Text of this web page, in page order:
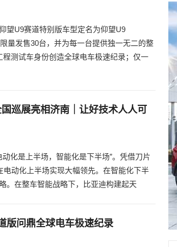
望U9赛道特别版车型定名为仰望U9
量发售30台，并为每一台提供独一无二的整
测试车身份创造全球电车极速纪录；仅一
巡展亮相济南｜让好技术人人可
化是上半场，智能化是下半场”。凭借刀片
动化上半场实现大幅领先。在智能化下半
。在整车智能战略下，比亚迪构建起天
版问鼎全球电车极速纪录